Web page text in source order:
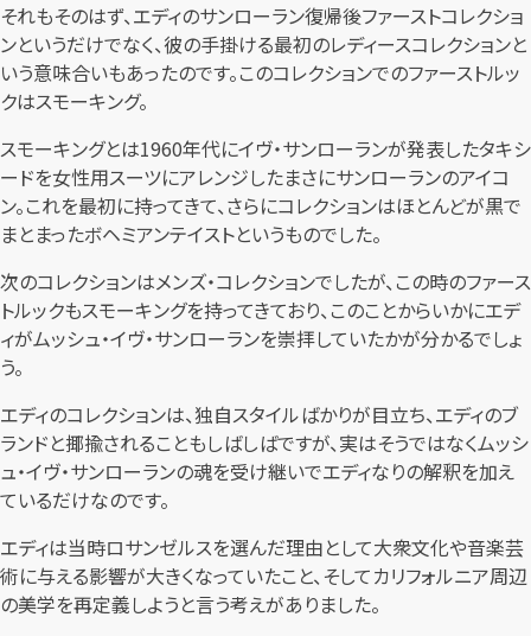
それもそのはず、エディのサンローラン復帰後ファーストコレクショ
ンというだけでなく、彼の手掛ける最初のレディースコレクションと
いう意味合いもあったのです。このコレクションでのファーストルッ
クはスモーキング。
スモーキングとは1960年代にイヴ・サンローランが発表したタキシ
ードを女性用スーツにアレンジしたまさにサンローランのアイコ
ン。これを最初に持ってきて、さらにコレクションはほとんどが黒で
まとまったボヘミアンテイストというものでした。
次のコレクションはメンズ・コレクションでしたが、この時のファース
トルックもスモーキングを持ってきており、このことからいかにエデ
ィがムッシュ・イヴ・サンローランを崇拝していたかが分かるでしょ
う。
エディのコレクションは、独自スタイルばかりが目立ち、エディのブ
ランドと揶揄されることもしばしばですが、実はそうではなくムッシ
ュ・イヴ・サンローランの魂を受け継いでエディなりの解釈を加え
ているだけなのです。
エディは当時ロサンゼルスを選んだ理由として大衆文化や音楽芸
術に与える影響が大きくなっていたこと、そしてカリフォルニア周辺
の美学を再定義しようと言う考えがありました。